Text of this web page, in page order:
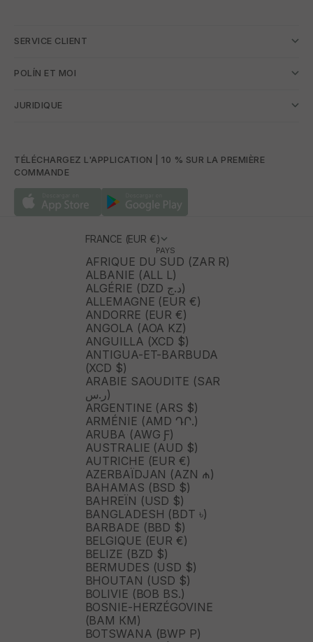
SERVICE CLIENT
POLÍN ET MOI
JURIDIQUE
TÉLÉCHARGEZ L'APPLICATION | 10 % SUR LA PREMIÈRE
COMMANDE
FRANCE (EUR €)
PAYS
AFRIQUE DU SUD (ZAR R)
ALBANIE (ALL L)
ALGÉRIE (DZD د.ج)
ALLEMAGNE (EUR €)
ANDORRE (EUR €)
ANGOLA (AOA KZ)
ANGUILLA (XCD $)
ANTIGUA-ET-BARBUDA
(XCD $)
ARABIE SAOUDITE (SAR
ر.س)
ARGENTINE (ARS $)
ARMÉNIE (AMD ԴՐ.)
ARUBA (AWG Ƒ)
AUSTRALIE (AUD $)
AUTRICHE (EUR €)
AZERBAÏDJAN (AZN ₼)
BAHAMAS (BSD $)
BAHREÏN (USD $)
BANGLADESH (BDT ৳)
BARBADE (BBD $)
BELGIQUE (EUR €)
BELIZE (BZD $)
BERMUDES (USD $)
BHOUTAN (USD $)
BOLIVIE (BOB BS.)
BOSNIE-HERZÉGOVINE
(BAM КМ)
BOTSWANA (BWP P)